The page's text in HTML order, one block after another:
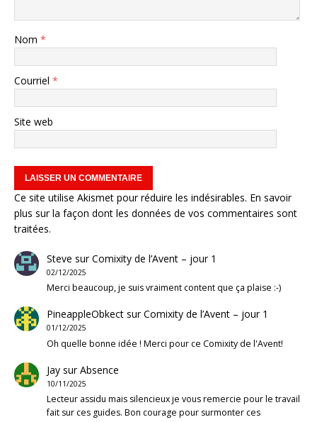
Nom *
Courriel *
Site web
Ce site utilise Akismet pour réduire les indésirables. En savoir
plus sur la façon dont les données de vos commentaires sont
traitées.
Steve surComixity de l’Avent – jour 1
02/12/2025
Merci beaucoup, je suis vraiment content que ça plaise :-)
PineappleObkectsurComixity de l’Avent – jour 1
01/12/2025
Oh quelle bonne idée ! Merci pour ce Comixity de l'Avent!
JaysurAbsence
10/11/2025
Lecteur assidu mais silencieux je vous remercie pour le travail
fait sur ces guides. Bon courage pour surmonter ces